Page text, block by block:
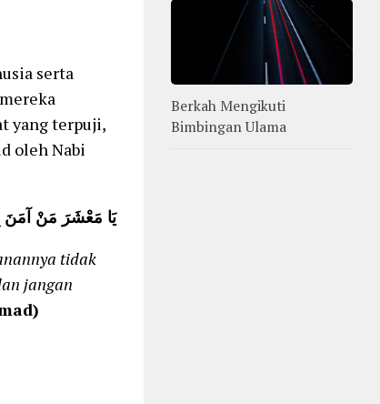
serta
yang terpuji,
oleh Nabi
يَا مَعْشَرَ مَنْ آمَنَ
tidak
jangan
Berkah Mengikuti
Bimbingan Ulama